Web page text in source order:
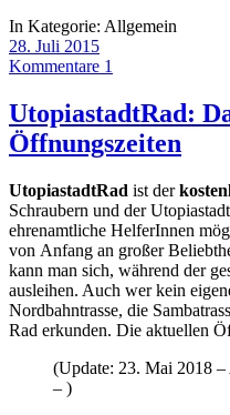
In Kategorie: Allgemein
28. Juli 2015
Kommentare 1
UtopiastadtRad:
Öffnungszeiten
UtopiastadtRad ist der
Schraubern und der
ehrenamtliche HelferInnen
von Anfang an großer
kann man sich, während der
ausleihen. Auch wer kein
Nordbahntrasse, die
Rad erkunden. Die aktuellen
(Update: 23. Mai 2018
– )